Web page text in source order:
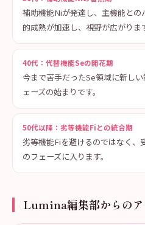
補助機能Niが発達し、主機能と
的成熟が加速し、視野が広がりま
40代：代替機能Seの開花期
今まで苦手だったSe領域に新し
ェーズの始まりです。
50代以降：劣等機能Fiとの統合期
劣等機能Fiを避けるのではなく、
のフェーズに入ります。
Lumina編集部からのア